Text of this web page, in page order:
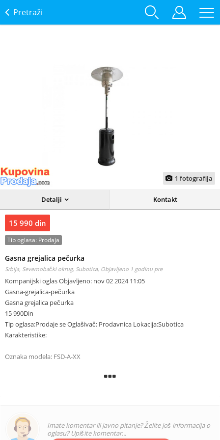
Pretraži
1 fotografija
Detalji Kontakt
15 990 din
Tip oglasa: Prodaja
Gasna grejalica pečurka
Srbija, Severnobački okrug, Subotica, Objavljeno 1 godinu pre
Kompanijski oglas Objavljeno: nov 02 2024 11:05
Gasna-grejalica-pečurka
Gasna grejalica pečurka
15 990Din
Tip oglasa:Prodaje se Oglašivač: Prodavnica Lokacija:Subotica
Karakteristike:
Oznaka modela: FSD-A-XX
Pritisak u gorioniku: 30 mbarImate komentar ili javno pitanje? Želite još informacija o
oglasu? Upišite komentar...